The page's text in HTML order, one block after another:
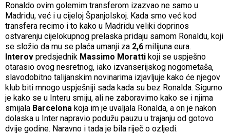
Ronaldo ovim golemim transferom izazvao ne samo u
Madridu, već i u cijeloj Španjolskoj. Kada smo već kod
transfera recimo i to kako u Madridu veliki doprinos
ostvarenju cijelokupnog prelaska pridaju samom Ronaldu, koji
se složio da mu se plaća umanji za 2,6 milijuna eura.
Interov predsjednik Massimo Moratti koji se uspješno
otarasio ovog nesretnog, iako izvanserijskog nogometaša,
slavodobitno talijanskim novinarima izjavljuje kako će njegov
klub biti mnogo uspješniji sada kada su bez Ronalda. Sigurno
je kako se u Interu smiju, ali ne zaboravimo kako se i njima
smijala Barcelona koja im je uvaljala Ronalda, a on je nakon
dolaska u Inter napravio podužu pauzu u trajanju od gotovo
dvije godine. Naravno i tada je bila riječ o ozljedi.